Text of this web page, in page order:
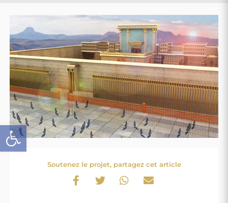
Soutenez le projet, partagez cet article
Ouvrir la barre d’outils